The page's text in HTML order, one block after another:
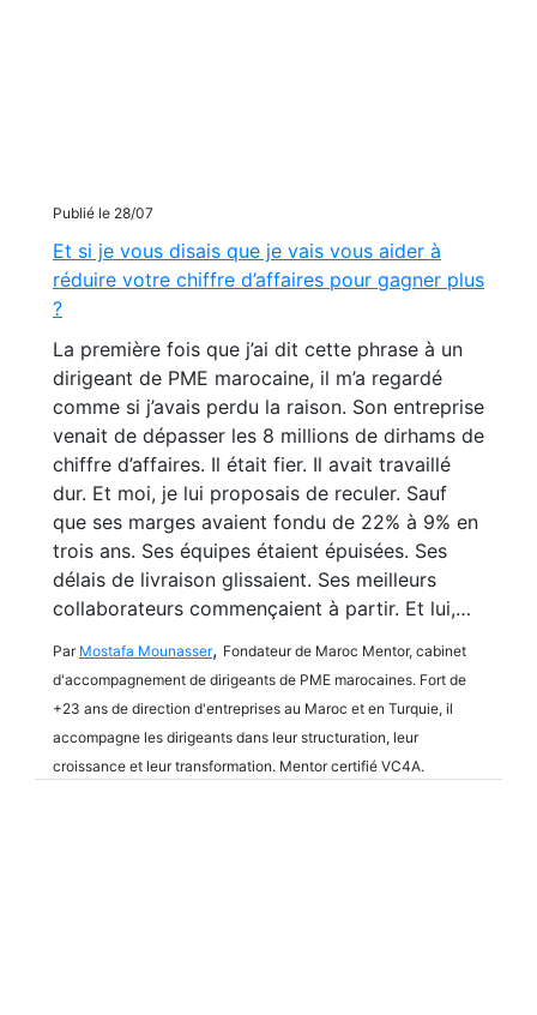
Publié le 28/07
Et si je vous disais que je vais vous aider à
réduire votre chiffre d’affaires pour gagner plus
?
La première fois que j’ai dit cette phrase à un
dirigeant de PME marocaine, il m’a regardé
comme si j’avais perdu la raison. Son entreprise
venait de dépasser les 8 millions de dirhams de
chiffre d’affaires. Il était fier. Il avait travaillé
dur. Et moi, je lui proposais de reculer. Sauf
que ses marges avaient fondu de 22% à 9% en
trois ans. Ses équipes étaient épuisées. Ses
délais de livraison glissaient. Ses meilleurs
collaborateurs commençaient à partir. Et lui,…
Par Mostafa Mounasser, Fondateur de Maroc Mentor, cabinet
d'accompagnement de dirigeants de PME marocaines. Fort de
+23 ans de direction d'entreprises au Maroc et en Turquie, il
accompagne les dirigeants dans leur structuration, leur
croissance et leur transformation. Mentor certifié VC4A.